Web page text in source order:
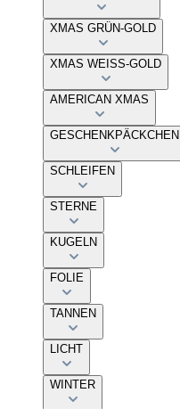
XMAS GRÜN-GOLD
XMAS WEISS-GOLD
AMERICAN XMAS
GESCHENKPÄCKCHEN
SCHLEIFEN
STERNE
KUGELN
FOLIE
TANNEN
LICHT
WINTER